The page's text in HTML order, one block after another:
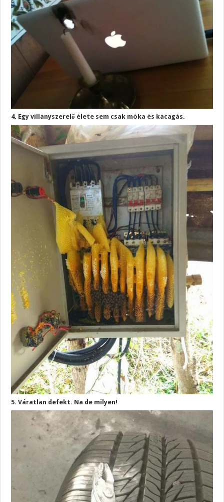
4. Egy villanyszerelő élete sem csak móka és kacagás.
5. Váratlan defekt. Na de milyen!